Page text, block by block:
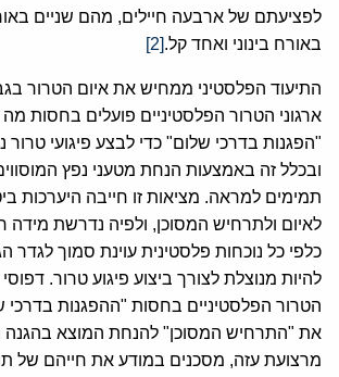
לפציעתם של ארבעה חיילים, מהם שניים
באורח בינוני ואחד קל.[2]
התיעוד הפלסטיני ממחיש את איום הטרור
ארגוני הטרור הפלסטיניים פועלים בחסות
"הפגנות בדרכי שלום" כדי לבצע פיגועי טרור
ובכלל זה באמצעות הנחת מטעני נפץ
תמימים למראה. מציאות זו חייבה היערכות
לאיום ולתרחיש המסוכן, ולפיה נדרשת
כלפי כל נוכחות פלסטינית עוינת סמוך לגדר
להיות מנוצלת לצורך ביצוע פיגוע טרור.
הטרור הפלסטיניים בחסות "ההפגנות בדרכי
את "התרחיש המסוכן" להנחת המוצא בהגנה
מרצועת עזה, מסכנים במודע את חייהם של